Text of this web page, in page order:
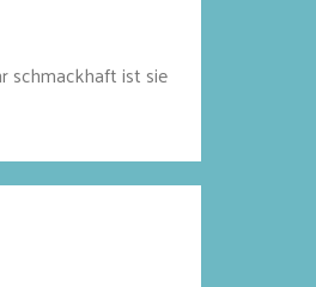
schmackhaft ist sie